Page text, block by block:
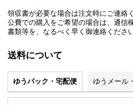
領収書が必要な場合は注文時にご連絡
公費での購入をご希望の場合は、通信
書類等を、なるべく早く御連絡ください
送料について
ゆうパック・宅配便 ゆうメール